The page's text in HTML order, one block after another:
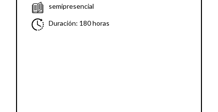
semipresencial
Duración: 180 horas